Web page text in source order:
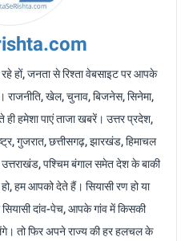
हों, जनता से रिश्ता वेबसाइट पर आपके
राजनीति, खेल, चुनाव, बिजनेस, सिनेमा,
हमेशा पाएं ताजा खबरें। उत्तर प्रदेश,
गुजरात, छत्तीसगढ़, झारखंड, हिमाचल
पश्चिम बंगाल समेत देश के बाकी
हम आपको देते हैं। सियासी रण हो या
दांव-पेच, आपके गांव में किसकी
तो फिर अपने राज्य की हर हलचल के